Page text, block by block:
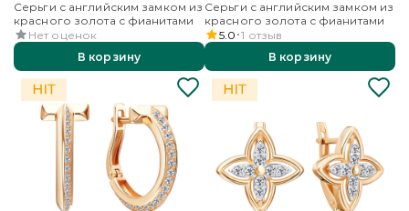
Серьги с английским замком из
красного золота с фианитами
Нет оценок
В корзину
Серьги с английским замком из
красного золота с фианитами
5.0 1 отзыв
В корзину